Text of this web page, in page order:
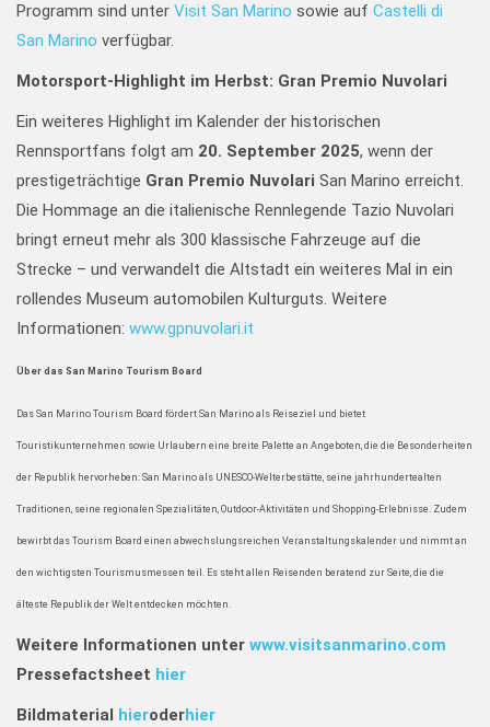
Programm sind unter Visit San Marino sowie auf Castelli di
San Marino verfügbar.
Motorsport-Highlight im Herbst: Gran Premio Nuvolari
Ein weiteres Highlight im Kalender der historischen
Rennsportfans folgt am 20. September 2025, wenn der
prestigeträchtige Gran Premio Nuvolari San Marino erreicht.
Die Hommage an die italienische Rennlegende Tazio Nuvolari
bringt erneut mehr als 300 klassische Fahrzeuge auf die
Strecke – und verwandelt die Altstadt ein weiteres Mal in ein
rollendes Museum automobilen Kulturguts. Weitere
Informationen: www.gpnuvolari.it
Über das San Marino Tourism Board
Das San Marino Tourism Board fördert San Marino als Reiseziel und bietet
Touristikunternehmen sowie Urlaubern eine breite Palette an Angeboten, die die Besonderheiten
der Republik hervorheben: San Marino als UNESCO-Welterbestätte, seine jahrhundertealten
Traditionen, seine regionalen Spezialitäten, Outdoor-Aktivitäten und Shopping-Erlebnisse. Zudem
bewirbt das Tourism Board einen abwechslungsreichen Veranstaltungskalender und nimmt an
den wichtigsten Tourismusmessen teil. Es steht allen Reisenden beratend zur Seite, die die
älteste Republik der Welt entdecken möchten.
Weitere Informationen unter www.visitsanmarino.com
Pressefactsheet hier
Bildmaterial hieroderhier